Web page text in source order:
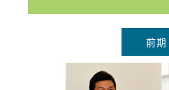
前期